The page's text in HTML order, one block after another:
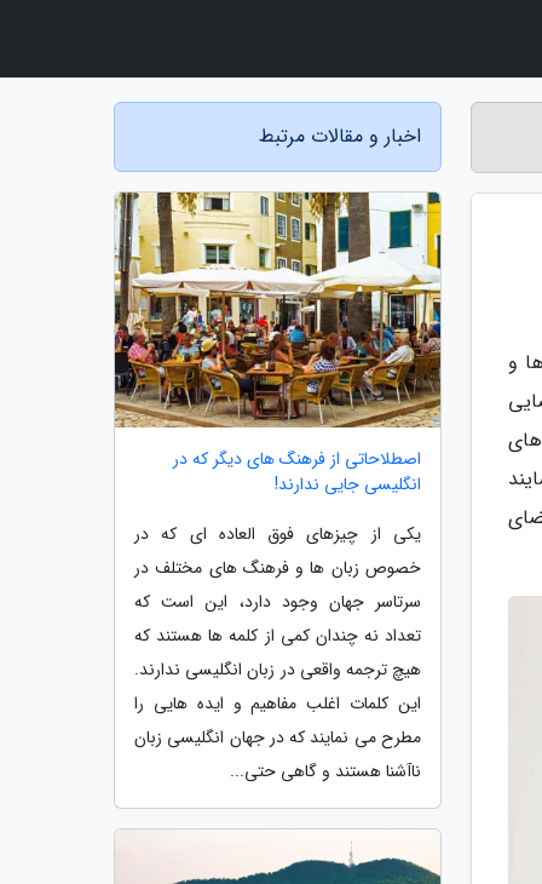
و
اخبار و مقالات مرتبط
اصطلاحاتی از فرهنگ های دیگر که در
انگلیسی جایی ندارند!
یکی از چیزهای فوق العاده ای که در
خصوص زبان ها و فرهنگ های مختلف در
سرتاسر جهان وجود دارد، این است که
تعداد نه چندان کمی از کلمه ها هستند که
هیچ ترجمه واقعی در زبان انگلیسی ندارند.
این کلمات اغلب مفاهیم و ایده هایی را
مطرح می نمایند که در جهان انگلیسی زبان
ناآشنا هستند و گاهی حتی...